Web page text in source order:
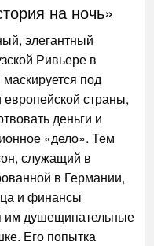
на ночь»
элегантный
Ривьере в
под
страны,
деньги и
«дело». Тем
служащий в
в Германии,
и финансы
им душещипательные
Его попытка